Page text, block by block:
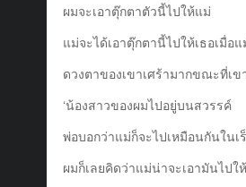
ผมจะเอาตุ๊กตาตัวนี้ไปให้แม่
แม่จะได้เอาตุ๊กตานี้ไปให้เธอเมื่อ
ดวงตาของเขาเศร้ามากขณะที่เข
‘น้องสาวของผมไปอยู่บนสวรรค์
พ่อบอกว่าแม่ก็จะไปเหมือนกันในเ
ผมก็เลยคิดว่าแม่น่าจะเอามันไปใ